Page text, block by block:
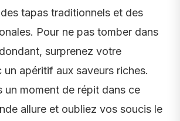
tapas traditionnels et des
Pour ne pas tomber dans
surprenez votre
un apéritif aux saveurs riches.
moment de répit dans ce
allure et oubliez vos soucis le